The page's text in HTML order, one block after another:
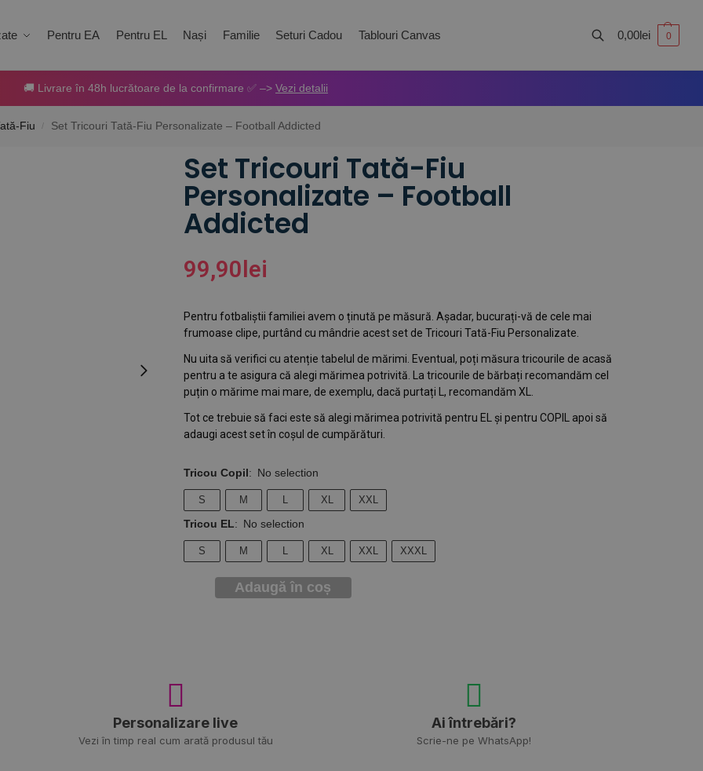
Pentru EA Pentru EL Nași Familie Seturi Cadou Tablouri Canvas 0,00lei 0
🚚 Livrare în 48h lucrătoare de la confirmare ✅ –> Vezi detalii
Fiu / Set Tricouri Tată-Fiu Personalizate – Football Addicted
Set Tricouri Tată-Fiu
Personalizate – Football
Addicted
99,90 lei
Pentru fotbaliștii familiei avem o ținută pe măsură. Așadar, bucurați-vă de cele mai
frumoase clipe, purtând cu mândrie acest set de Tricouri Tată-Fiu Personalizate.
Nu uita să verifici cu atenție tabelul de mărimi. Eventual, poți măsura tricourile de acasă
pentru a te asigura că alegi mărimea potrivită. La tricourile de bărbați recomandăm cel
puțin o mărime mai mare, de exemplu, dacă purtați L, recomandăm XL.
Tot ce trebuie să faci este să alegi mărimea potrivită pentru EL și pentru COPIL apoi să
adaugi acest set în coșul de cumpărături.
Tricou Copil: No selection
S M L XL XXL
Tricou EL: No selection
S M L XL XXL XXXL
Adaugă în coș
Personalizare live
Vezi în timp real cum arată produsul tău
Ai întrebări?
Scrie-ne pe WhatsApp!